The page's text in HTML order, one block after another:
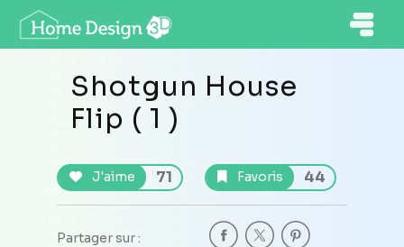
Shotgun House
Flip ( 1 )
J'aime 71 Favoris 44
Partager sur :